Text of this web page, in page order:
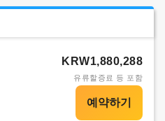
KRW1,880,288
유류할증료 등 포함